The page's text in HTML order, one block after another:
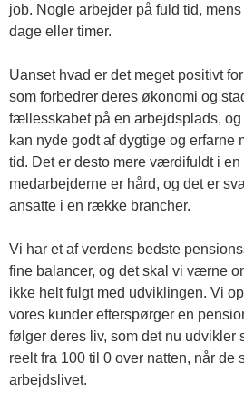
job. Nogle arbejder på fuld tid,
dage eller timer.
Uanset hvad er det meget positivt
som forbedrer deres økonomi og
fællesskabet på en arbejdsplads,
kan nyde godt af dygtige og
tid. Det er desto mere værdifuldt i
medarbejderne er hård, og det er
ansatte i en række brancher.
Vi har et af verdens bedste
fine balancer, og det skal vi værne
ikke helt fulgt med udviklingen. Vi
vores kunder efterspørger en
følger deres liv, som det nu udvikler
reelt fra 100 til 0 over natten, når de
arbejdslivet.